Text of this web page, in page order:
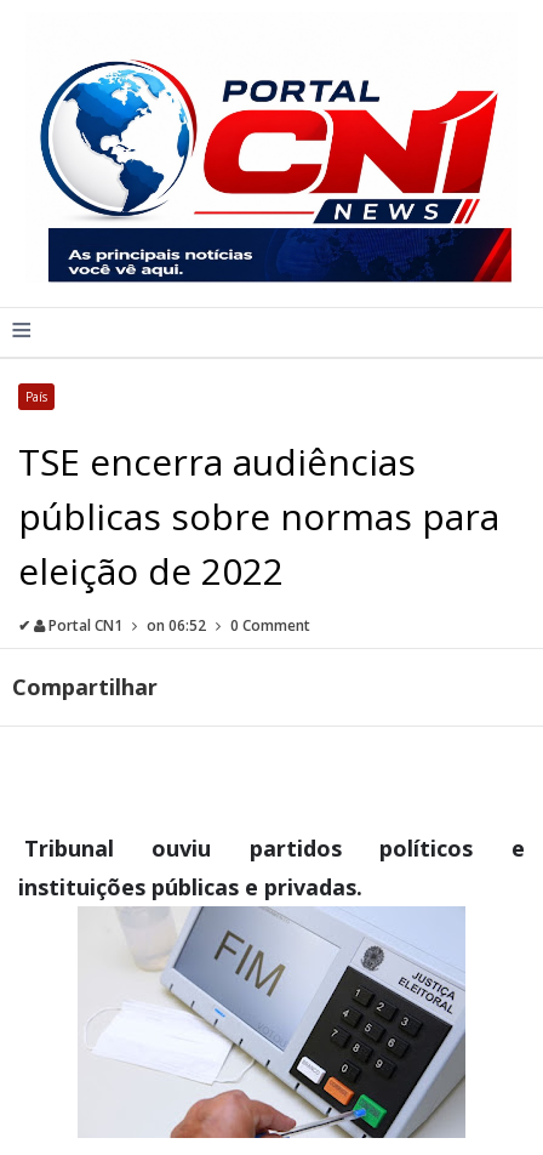
≡
País
TSE encerra audiências
públicas sobre normas para
eleição de 2022
✔ Portal CN1 on 06:52 0 Comment
Compartilhar
Tribunal ouviu partidos políticos e
instituições públicas e privadas.